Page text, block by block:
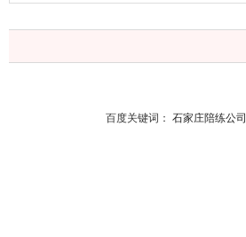
百度关键词： 石家庄陪练公司